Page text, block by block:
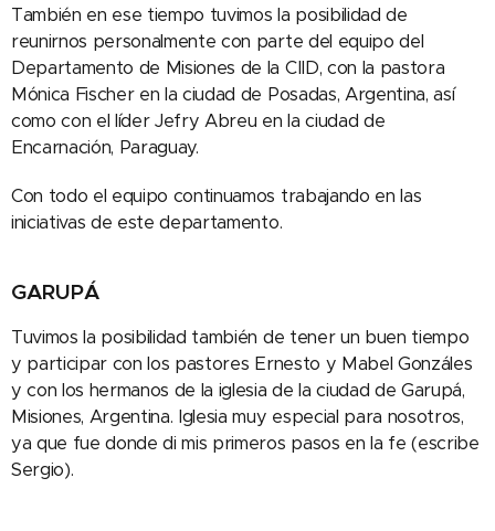
También en ese tiempo tuvimos la posibilidad de
reunirnos personalmente con parte del equipo del
Departamento de Misiones de la CIID, con la pastora
Mónica Fischer en la ciudad de Posadas, Argentina, así
como con el líder Jefry Abreu en la ciudad de
Encarnación, Paraguay.
Con todo el equipo continuamos trabajando en las
iniciativas de este departamento.
GARUPÁ
Tuvimos la posibilidad también de tener un buen tiempo
y participar con los pastores Ernesto y Mabel Gonzáles
y con los hermanos de la iglesia de la ciudad de Garupá,
Misiones, Argentina. Iglesia muy especial para nosotros,
ya que fue donde di mis primeros pasos en la fe (escribe
Sergio).